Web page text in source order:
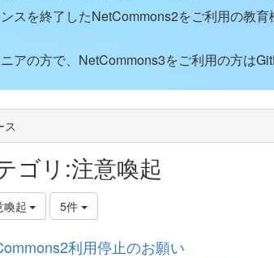
スを終了したNetCommons2をご利用の教
アの方で、NetCommons3をご利用の方は
ス
ゴリ:注意喚起
喚起 5件
利用停止のお願い